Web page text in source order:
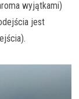
wyjątkami)
jest